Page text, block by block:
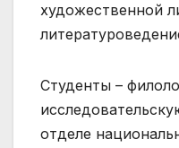
художественной
Студенты –
отделе